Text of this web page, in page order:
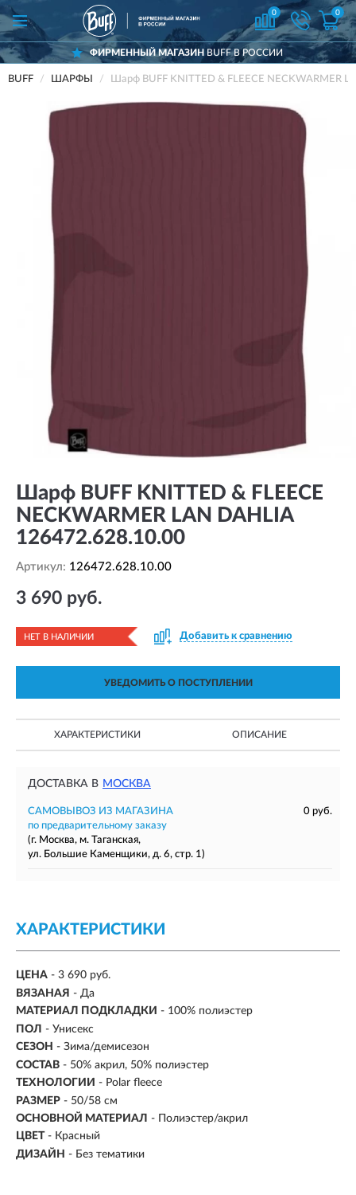
0 0
ФИРМЕННЫЙ МАГАЗИН BUFF В РОССИИ
BUFF ШАРФЫ Шарф BUFF KNITTED & FLEECE NECKWARMER
Шарф BUFF KNITTED & FLEECE
NECKWARMER LAN DAHLIA
126472.628.10.00
Артикул: 126472.628.10.00
3 690 руб.
НЕТ В НАЛИЧИИ Добавить к сравнению
УВЕДОМИТЬ О ПОСТУПЛЕНИИ
ХАРАКТЕРИСТИКИ ОПИСАНИЕ
ДОСТАВКА В МОСКВА
САМОВЫВОЗ ИЗ МАГАЗИНА
0 руб.
по предварительному заказу
(г. Москва, м. Таганская,
ул. Большие Каменщики, д. 6, стр. 1)
ХАРАКТЕРИСТИКИ
ЦЕНА - 3 690 руб.
ВЯЗАНАЯ - Да
МАТЕРИАЛ ПОДКЛАДКИ - 100% полиэстер
ПОЛ - Унисекс
СЕЗОН - Зима/демисезон
СОСТАВ - 50% акрил, 50% полиэстер
ТЕХНОЛОГИИ - Polar fleece
РАЗМЕР - 50/58 см
ОСНОВНОЙ МАТЕРИАЛ -
Полиэстер/акрил
ЦВЕТ - Красный
ДИЗАЙН - Без тематики